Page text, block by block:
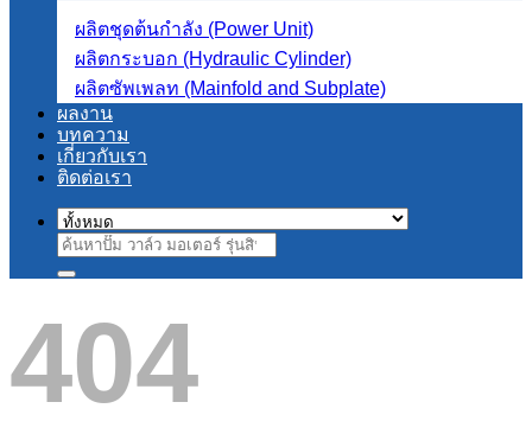
ผลิตชุดต้นกำลัง (Power Unit)
ผลิตกระบอก (Hydraulic Cylinder)
ผลิตซัพเพลท (Mainfold and Subplate)
ผลงาน
บทความ
เกี่ยวกับเรา
ติดต่อเรา
ค้นหา:
404